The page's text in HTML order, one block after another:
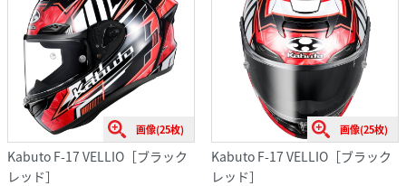
画像(25枚)
Kabuto F-17 VELLIO［ブラック
レッド］
画像(25枚)
Kabuto F-17 VELLIO［ブラック
レッド］